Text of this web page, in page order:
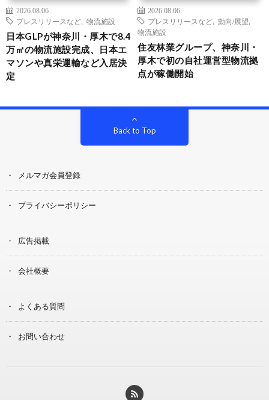
2026.08.06
プレスリリースなど
物流施設
日本GLPが神奈川・厚木で8.4
万㎡の物流施設完成、日本エ
マソンや真栄運輸など入居決
定
2026.08.06
プレスリリースなど
動向/展望
物流施設
住友林業グループ、神奈川・
厚木で初の自社運営型物流拠
点が稼働開始
Back to Top
メルマガ会員登録
プライバシーポリシー
広告掲載
会社概要
よくある質問
お問い合わせ